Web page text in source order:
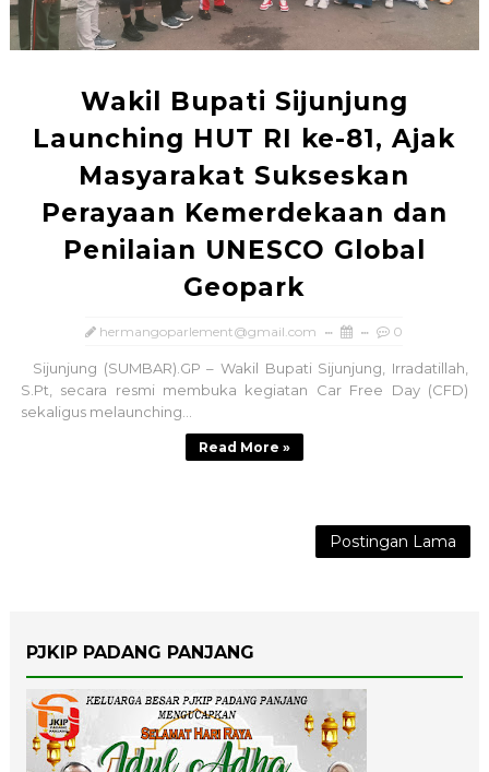
Wakil Bupati Sijunjung
Launching HUT RI ke-81, Ajak
Masyarakat Sukseskan
Perayaan Kemerdekaan dan
Penilaian UNESCO Global
Geopark
hermangoparlement@gmail.com 0
Sijunjung (SUMBAR).GP – Wakil Bupati Sijunjung, Irradatillah,
S.Pt, secara resmi membuka kegiatan Car Free Day (CFD)
sekaligus melaunching...
Read More »
Postingan Lama
PJKIP PADANG PANJANG